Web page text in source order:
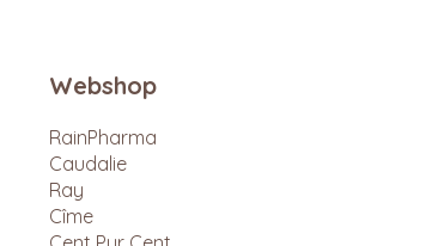
Webshop
RainPharma
Caudalie
Ray
Cîme